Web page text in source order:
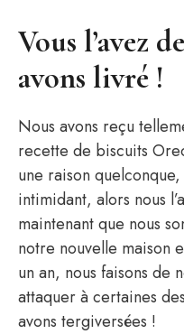
Vous l’avez
avons livré !
Nous avons reçu
recette de biscuits
une raison
intimidant, alors nous
maintenant que nous
notre nouvelle maison
un an, nous faisons de
attaquer à certaines
avons tergiversées !